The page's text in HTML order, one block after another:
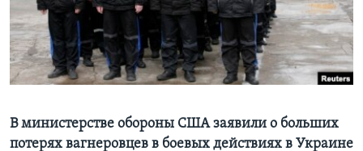
Learning English
СОЦИАЛЬНЫЕ СЕТИ
Языки
В министерстве обороны США заявили о больших
потерях вагнеровцев в боевых действиях в Украине